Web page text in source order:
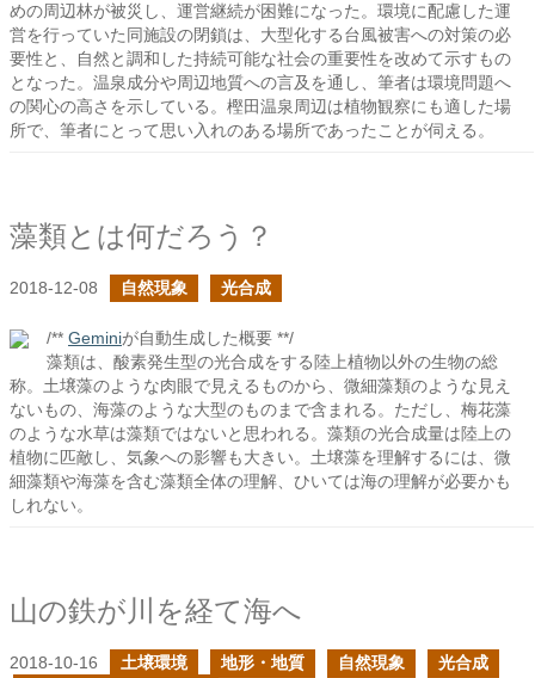
めの周辺林が被災し、運営継続が困難になった。環境に配慮した運
営を行っていた同施設の閉鎖は、大型化する台風被害への対策の必
要性と、自然と調和した持続可能な社会の重要性を改めて示すもの
となった。温泉成分や周辺地質への言及を通し、筆者は環境問題へ
の関心の高さを示している。樫田温泉周辺は植物観察にも適した場
所で、筆者にとって思い入れのある場所であったことが伺える。
藻類とは何だろう？
2018-12-08 自然現象 光合成
/** Geminiが自動生成した概要 **/
藻類は、酸素発生型の光合成をする陸上植物以外の生物の総
称。土壌藻のような肉眼で見えるものから、微細藻類のような見え
ないもの、海藻のような大型のものまで含まれる。ただし、梅花藻
のような水草は藻類ではないと思われる。藻類の光合成量は陸上の
植物に匹敵し、気象への影響も大きい。土壌藻を理解するには、微
細藻類や海藻を含む藻類全体の理解、ひいては海の理解が必要かも
しれない。
山の鉄が川を経て海へ
2018-10-16 土壌環境 地形・地質 自然現象
光合成